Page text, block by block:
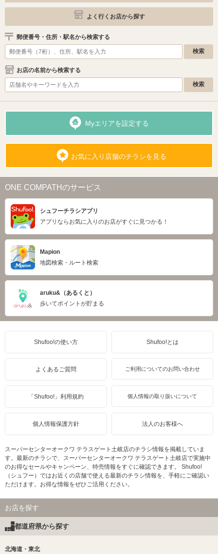
よく行くお店から探す
郵便番号・住所・駅名から検索する
お店の名前から検索する
Myエリアを設定する
お気に入り店舗のチラシを見る
ONE COMPATHのサービス
シュフーチラシアプリ
アプリならお気に入りのお店がすぐに見つかる！
Mapion
地図検索・ルート検索
aruku&（あるくと）
歩いてポイントが貯まる
Shufoo!の使い方 Shufoo!とは
よくあるご質問 ご利用についてのお問い合わせ
「Shufoo!」利用規約 個人情報の取り扱いについて
個人情報保護方針 法人のお客様へ
スーパーセンターオークワ テラスゲート土岐店のチラシ情報を掲載していま
す。最新のチラシで、スーパーセンターオークワ テラスゲート土岐店で実施中
のお得なセールやキャンペーン、特売情報をすぐに確認できます。 Shufoo!
（シュフー）ではお近くの店舗で使える最新のチラシ情報を、手軽にご確認い
ただけます。お得な情報をぜひご活用ください。
お店を探す
都道府県から探す
北海道・東北